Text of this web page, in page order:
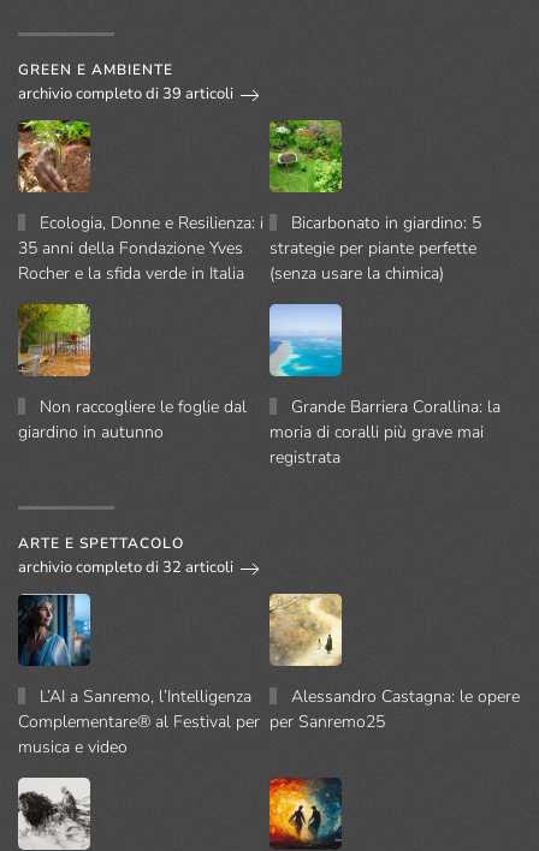
GREEN E AMBIENTE
archivio completo di 39 articoli
Ecologia, Donne e Resilienza: i
35 anni della Fondazione Yves
Rocher e la sfida verde in Italia
Bicarbonato in giardino: 5
strategie per piante perfette
(senza usare la chimica)
Non raccogliere le foglie dal
giardino in autunno
Grande Barriera Corallina: la
moria di coralli più grave mai
registrata
ARTE E SPETTACOLO
archivio completo di 32 articoli
L’AI a Sanremo, l’Intelligenza
Complementare® al Festival per
musica e video
Alessandro Castagna: le opere
per Sanremo25